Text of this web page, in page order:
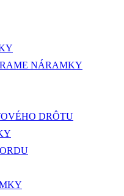
NÁRAMKY
DRÔTU